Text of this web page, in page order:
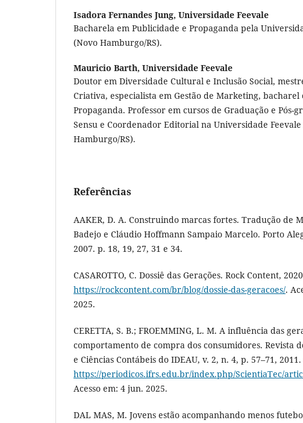
Isadora Fernandes Jung, Universidade Feevale
Bacharela em Publicidade e Propaganda pela
(Novo Hamburgo/RS).
Mauricio Barth, Universidade Feevale
Doutor em Diversidade Cultural e Inclusão Social,
Criativa, especialista em Gestão de Marketing, bacharel
Propaganda. Professor em cursos de Graduação e Pós-
Sensu e Coordenador Editorial na Universidade
Hamburgo/RS).
Referências
AAKER, D. A. Construindo marcas fortes. Tradução de
Badejo e Cláudio Hoffmann Sampaio Marcelo. Porto
2007. p. 18, 19, 27, 31 e 34.
CASAROTTO, C. Dossiê das Gerações. Rock Content,
https://rockcontent.com/br/blog/dossie-das-geracoes/.
2025.
CERETTA, S. B.; FROEMMING, L. M. A influência das
comportamento de compra dos consumidores. Revista
e Ciências Contábeis do IDEAU, v. 2, n. 4, p. 57–71,
https://periodicos.ifrs.edu.br/index.php/ScientiaTec/
Acesso em: 4 jun. 2025.
DAL MAS, M. Jovens estão acompanhando menos